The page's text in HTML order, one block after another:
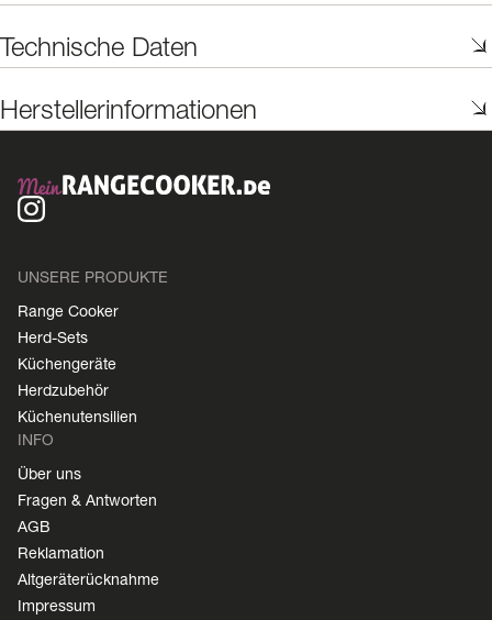
Technische Daten
Herstellerinformationen
UNSERE PRODUKTE
Range Cooker
Herd-Sets
Küchengeräte
Herdzubehör
Küchenutensilien
INFO
Über uns
Fragen & Antworten
AGB
Reklamation
Altgeräterücknahme
Impressum